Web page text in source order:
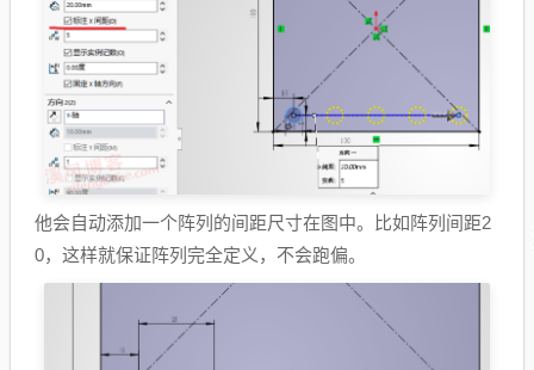
他会自动添加一个阵列的间距尺寸在图中。比如阵列间距2
0，这样就保证阵列完全定义，不会跑偏。